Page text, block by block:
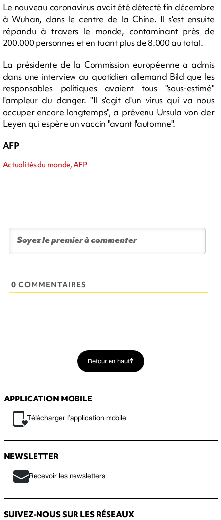
Le nouveau coronavirus avait été détecté fin décembre
à Wuhan, dans le centre de la Chine. Il s'est ensuite
répandu à travers le monde, contaminant près de
200.000 personnes et en tuant plus de 8.000 au total.
La présidente de la Commission européenne a admis
dans une interview au quotidien allemand Bild que les
responsables politiques avaient tous "sous-estimé"
l'ampleur du danger. "Il s'agit d'un virus qui va nous
occuper encore longtemps", a prévenu Ursula von der
Leyen qui espère un vaccin "avant l'automne".
AFP
Actualités du monde, AFP
0 COMMENTAIRES
Retour en haut
APPLICATION MOBILE
Télécharger l’application mobile
NEWSLETTER
Recevoir les newsletters
SUIVEZ-NOUS SUR LES RÉSEAUX